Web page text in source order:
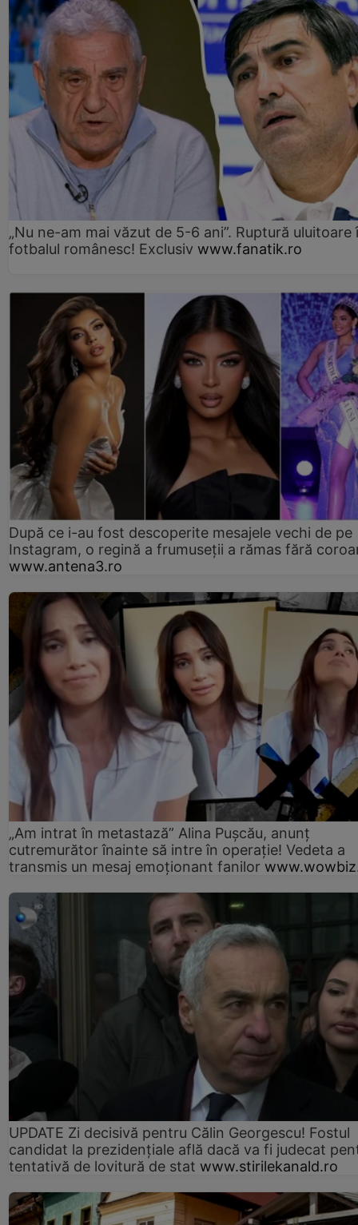
„Nu ne-am mai văzut de 5-6 ani”. Ruptură uluitoare
fotbalul românesc! Exclusiv www.fanatik.ro
După ce i-au fost descoperite mesajele vechi de pe
Instagram, o regină a frumuseții a rămas fără
www.antena3.ro
„Am intrat în metastază” Alina Pușcău, anunț
cutremurător înainte să intre în operație! Vedeta a
transmis un mesaj emoționant fanilor
UPDATE Zi decisivă pentru Călin Georgescu! Fostul
candidat la prezidențiale află dacă va fi judecat
tentativă de lovitură de stat www.stirilekanald.ro